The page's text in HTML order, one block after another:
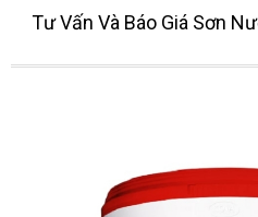
Tư Vấn Và Báo Giá Sơn